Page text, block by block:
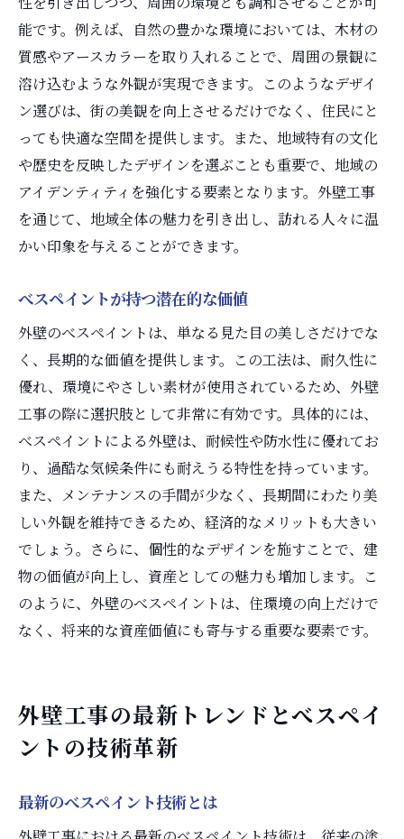
能です。例えば、自然の豊かな環境においては、木材の
質感やアースカラーを取り入れることで、周囲の景観に
溶け込むような外観が実現できます。このようなデザイ
ン選びは、街の美観を向上させるだけでなく、住民にと
っても快適な空間を提供します。また、地域特有の文化
や歴史を反映したデザインを選ぶことも重要で、地域の
アイデンティティを強化する要素となります。外壁工事
を通じて、地域全体の魅力を引き出し、訪れる人々に温
かい印象を与えることができます。
べスペイントが持つ潜在的な価値
外壁のべスペイントは、単なる見た目の美しさだけでな
く、長期的な価値を提供します。この工法は、耐久性に
優れ、環境にやさしい素材が使用されているため、外壁
工事の際に選択肢として非常に有効です。具体的には、
べスペイントによる外壁は、耐候性や防水性に優れてお
り、過酷な気候条件にも耐えうる特性を持っています。
また、メンテナンスの手間が少なく、長期間にわたり美
しい外観を維持できるため、経済的なメリットも大きい
でしょう。さらに、個性的なデザインを施すことで、建
物の価値が向上し、資産としての魅力も増加します。こ
のように、外壁のべスペイントは、住環境の向上だけで
なく、将来的な資産価値にも寄与する重要な要素です。
外壁工事の最新トレンドとべスペイ
ントの技術革新
最新のべスペイント技術とは